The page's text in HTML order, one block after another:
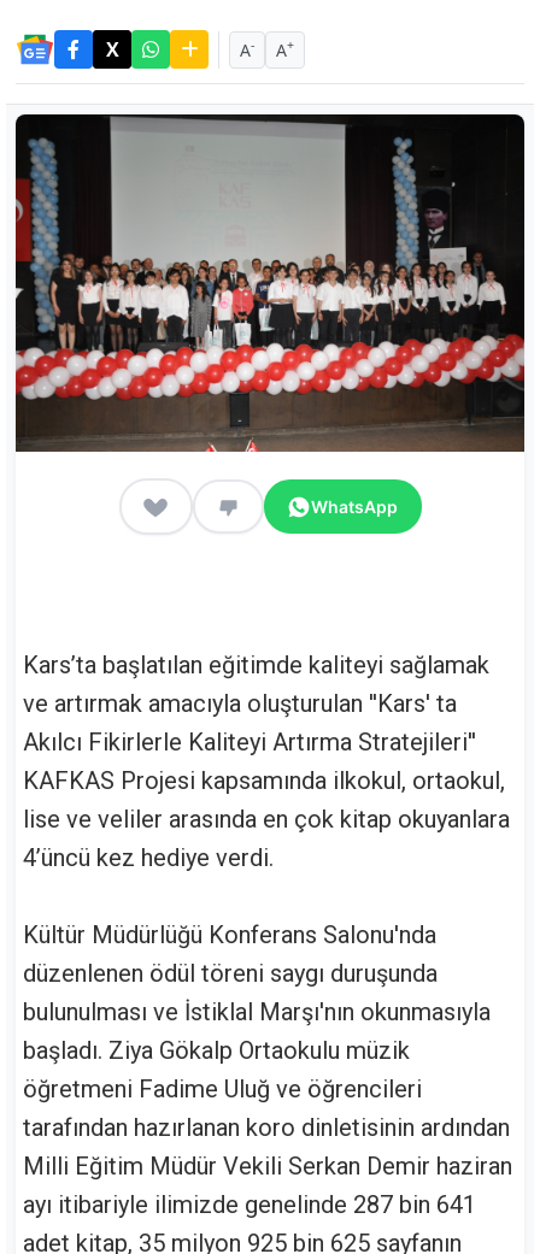
A- A+
WhatsApp
Kars’ta başlatılan eğitimde kaliteyi sağlamak
ve artırmak amacıyla oluşturulan ''Kars' ta
Akılcı Fikirlerle Kaliteyi Artırma Stratejileri''
KAFKAS Projesi kapsamında ilkokul, ortaokul,
lise ve veliler arasında en çok kitap okuyanlara
4’üncü kez hediye verdi.
Kültür Müdürlüğü Konferans Salonu'nda
düzenlenen ödül töreni saygı duruşunda
bulunulması ve İstiklal Marşı'nın okunmasıyla
başladı. Ziya Gökalp Ortaokulu müzik
öğretmeni Fadime Uluğ ve öğrencileri
tarafından hazırlanan koro dinletisinin ardından
Milli Eğitim Müdür Vekili Serkan Demir haziran
ayı itibariyle ilimizde genelinde 287 bin 641
adet kitap, 35 milyon 925 bin 625 sayfanın